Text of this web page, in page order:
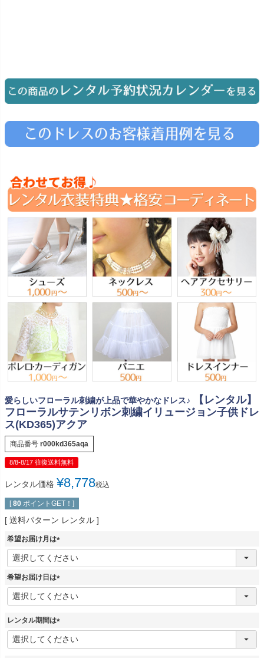
愛らしいフローラル刺繍が上品で華やかなドレス♪
【レンタル】
フローラルサテンリボン刺繍イリュージョン子供ドレ
ス(KD365)アクア
商品番号 r000kd365aqa
8/8-8/17 往復送料無料
レンタル価格 ¥8,778税込
[ 80 ポイントGET！]
送料パターン レンタル
希望お届け月は
(
必
希望お届け日は
(
必
)
レンタル期間は
(
必